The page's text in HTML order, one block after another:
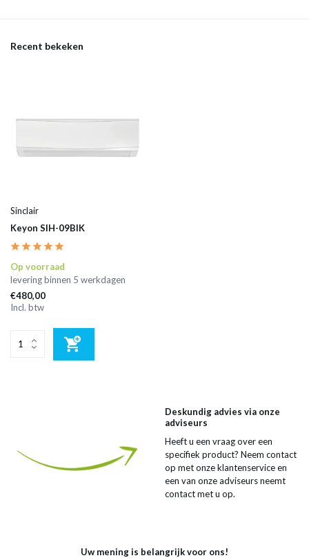
Recent bekeken
Sinclair
Keyon SIH-09BIK
Op voorraad
levering binnen 5 werkdagen
€480,00
Incl. btw
Deskundig advies via onze
adviseurs
Heeft u een vraag over een
specifiek product? Neem contact
op met onze klantenservice en
een van onze adviseurs neemt
contact met u op.
Uw mening is belangrijk voor ons!